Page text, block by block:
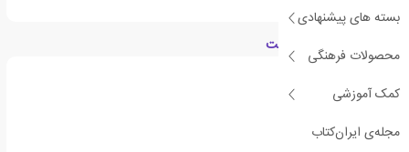
بسته های پیشنهادی
محصولات فرهنگی
کمک آموزشی
مجله‌ی ایران‌کتاب
درباره آنتونی دی اسمیت